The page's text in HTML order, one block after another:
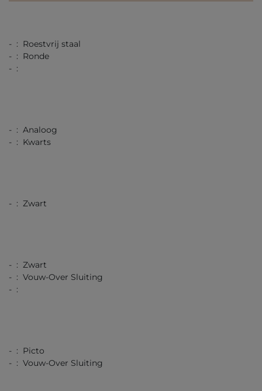
- : Roestvrij staal
- : Ronde
- :
- : Analoog
- : Kwarts
- : Zwart
- : Zwart
- : Vouw-Over Sluiting
- :
- : Picto
- : Vouw-Over Sluiting